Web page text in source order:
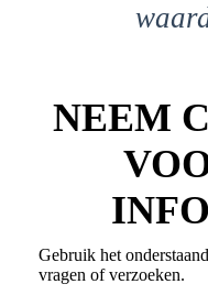
NEEM
Gebruik het
vragen of verzoeken.